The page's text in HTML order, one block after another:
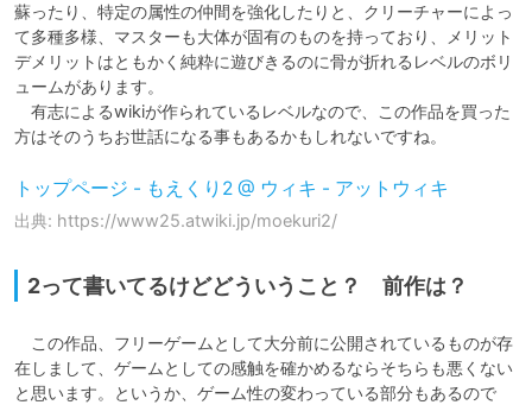
蘇ったり、特定の属性の仲間を強化したりと、クリーチャーによっ
て多種多様、マスターも大体が固有のものを持っており、メリット
デメリットはともかく純粋に遊びきるのに骨が折れるレベルのボリ
ュームがあります。
有志によるwikiが作られているレベルなので、この作品を買った
方はそのうちお世話になる事もあるかもしれないですね。
トップページ - もえくり2 @ ウィキ - アットウィキ
出典: https://www25.atwiki.jp/moekuri2/
2って書いてるけどどういうこと？ 前作は？
この作品、フリーゲームとして大分前に公開されているものが存
在しまして、ゲームとしての感触を確かめるならそちらも悪くない
と思います。というか、ゲーム性の変わっている部分もあるので